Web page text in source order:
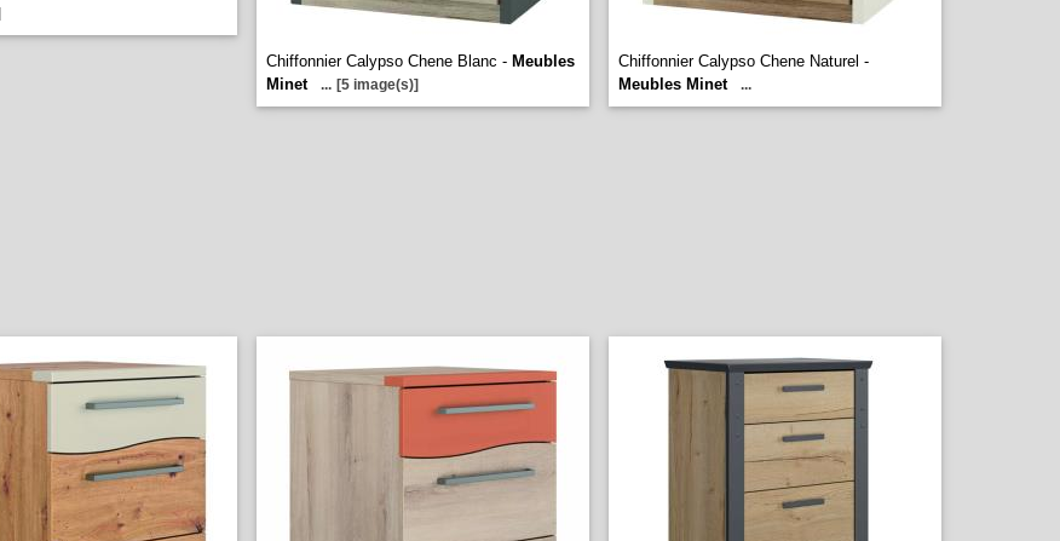
Chiffonnier Calypso Chene Blanc - Meubles
Minet
... [5 image(s)]
Chiffonnier Calypso Chene Naturel -
Meubles Minet
...